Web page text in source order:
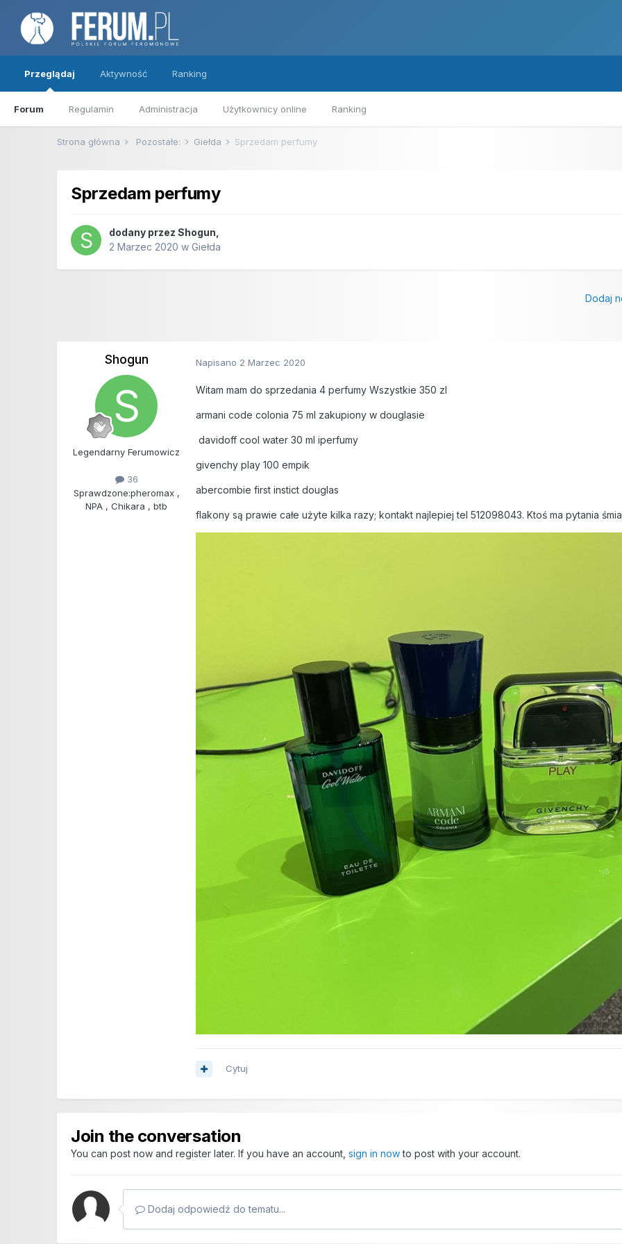
Przeglądaj
Forum Regulamin Administracja Użytkownicy online Ranking
Aktywność Ranking
Strona główna Pozostałe: Giełda Sprzedam perfumy
Sprzedam perfumy
dodany przezShogun
2 Marzec 2020 wGiełda
Dodaj
Shogun
Legendarny Ferumowicz
36
Sprawdzone:pheromax ,
NPA , Chikara , btb
Napisano 2 Marzec 2020
Witam mam do sprzedania 4 perfumy Wszystkie 350 zl
armani code colonia 75 ml zakupiony w douglasie
davidoff cool water 30 ml iperfumy
givenchy play 100 empik
abercombie first instict douglas
flakony są prawie całe użyte kilka razy; kontakt najlepiej tel 512098043. Ktoś ma pytania
Cytuj
Join the conversation
You can post now and register later. If you have an account,sign in nowto post with your account.
Dodaj odpowiedź do tematu...